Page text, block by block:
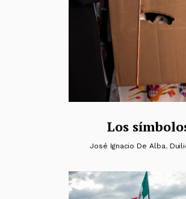
Los
José Ignacio De Alba,